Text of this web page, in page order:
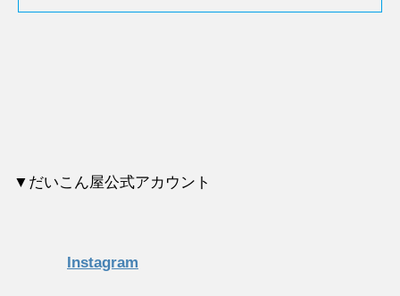
▼だいこん屋公式アカウント
Instagram